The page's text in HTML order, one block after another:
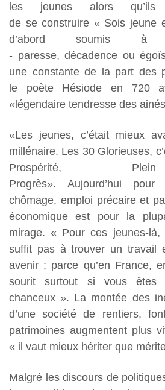
les jeunes alors
de se construire « Sois jeune
d’abord soumis à
- paresse, décadence ou
une constante de la part des
le poète Hésiode en 720
«légendaire tendresse des
«Les jeunes, c’était mieux
millénaire. Les 30 Glorieuses,
Prospérité,
Progrès». Aujourd’hui
chômage, emploi précaire et
économique est
pour la
mirage. « Pour ces jeunes-
suffit pas à trouver un travail
avenir ; parce qu’en France,
sourit surtout si vous
chanceux ». La montée des
d’une société de rentiers,
patrimoines augmentent plus
« il vaut mieux hériter que
Malgré les discours de